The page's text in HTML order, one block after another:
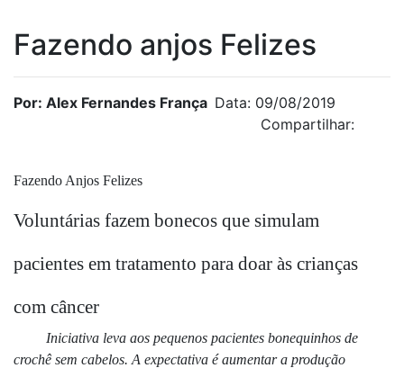
Fazendo anjos Felizes
Por: Alex Fernandes França Data: 09/08/2019
Compartilhar:
Fazendo Anjos Felizes
Voluntárias fazem bonecos que simulam
pacientes em tratamento para doar às crianças
com câncer
Iniciativa leva aos pequenos pacientes bonequinhos de
crochê sem cabelos. A expectativa é aumentar a produção